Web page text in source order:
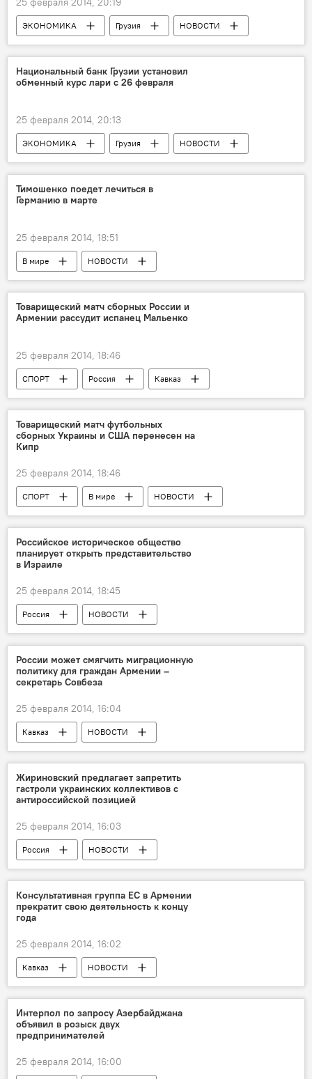
ЭКОНОМИКА Грузия НОВОСТИ
Национальный банк Грузии установил
обменный курс лари с 26 февраля
25 февраля 2014, 20:13
ЭКОНОМИКА Грузия НОВОСТИ
Тимошенко поедет лечиться в
Германию в марте
25 февраля 2014, 18:51
В мире НОВОСТИ
Товарищеский матч сборных России и
Армении рассудит испанец Мальенко
25 февраля 2014, 18:46
СПОРТ Россия
Кавказ
НОВОСТИ
Товарищеский матч футбольных
сборных Украины и США перенесен на
Кипр
25 февраля 2014, 18:46
СПОРТ В мире НОВОСТИ
Российское историческое общество
планирует открыть представительство
в Израиле
25 февраля 2014, 18:45
Россия НОВОСТИ
России может смягчить миграционную
политику для граждан Армении –
секретарь Совбеза
25 февраля 2014, 16:04
Кавказ НОВОСТИ
Жириновский предлагает запретить
гастроли украинских коллективов с
антироссийской позицией
25 февраля 2014, 16:03
Россия НОВОСТИ
Консультативная группа ЕС в Армении
прекратит свою деятельность к концу
года
25 февраля 2014, 16:02
Кавказ НОВОСТИ
Интерпол по запросу Азербайджана
объявил в розыск двух
предпринимателей
25 февраля 2014, 16:00